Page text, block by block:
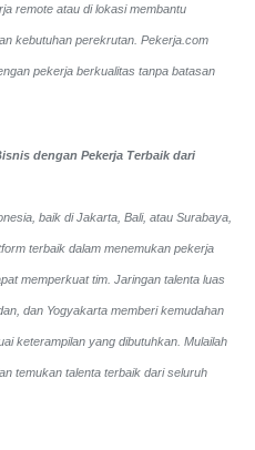
remote atau di lokasi membantu
kebutuhan perekrutan. Pekerja.com
pekerja berkualitas tanpa batasan
dengan Pekerja Terbaik dari
baik di Jakarta, Bali, atau Surabaya,
terbaik dalam menemukan pekerja
memperkuat tim. Jaringan talenta luas
dan Yogyakarta memberi kemudahan
keterampilan yang dibutuhkan. Mulailah
temukan talenta terbaik dari seluruh